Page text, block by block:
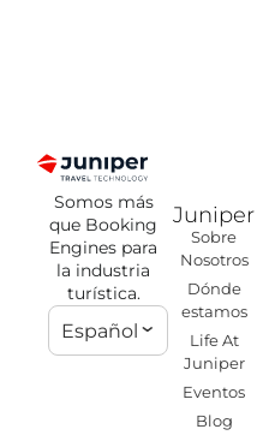
Somos más
que Booking
Engines para
la industria
turística.
Español
Juniper
Sobre
Nosotros
Dónde
estamos
Life At
Juniper
Eventos
Blog